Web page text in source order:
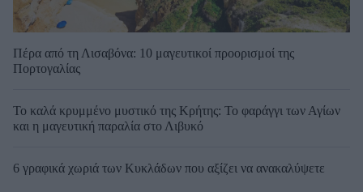
Πέρα από τη Λισαβόνα: 10 μαγευτικοί προορισμοί της
Πορτογαλίας
Το καλά κρυμμένο μυστικό της Κρήτης: Το φαράγγι των Αγίων
και η μαγευτική παραλία στο Λιβυκό
6 γραφικά χωριά των Κυκλάδων που αξίζει να ανακαλύψετε